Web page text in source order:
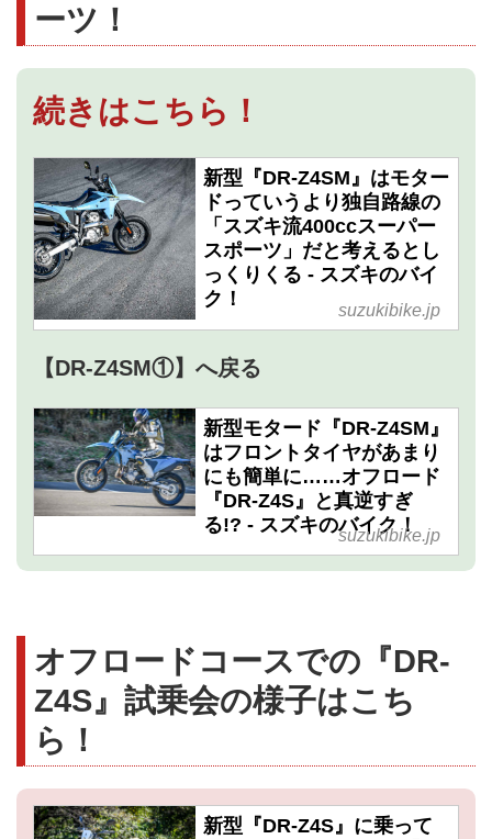
ーツ！
続きはこちら！
新型『DR-Z4SM』はモター
ドっていうより独自路線の
「スズキ流400ccスーパー
スポーツ」だと考えるとし
っくりくる - スズキのバイ
ク！
suzukibike.jp
【DR-Z4SM①】へ戻る
新型モタード『DR-Z4SM』
はフロントタイヤがあまり
にも簡単に……オフロード
『DR-Z4S』と真逆すぎ
る!? - スズキのバイク！
suzukibike.jp
オフロードコースでの『DR-
Z4S』試乗会の様子はこち
ら！
新型『DR-Z4S』に乗って